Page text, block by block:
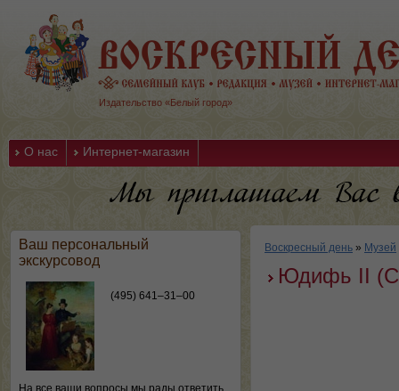
Издательство «Белый город»
О нас Интернет-магазин
Ваш персональный
экскурсовод
(495) 641–31–00
На все ваши вопросы мы рады ответить
Воскресный день » Музей
Юдифь II